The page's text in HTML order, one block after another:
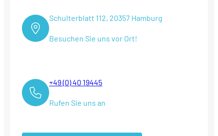
Schulterblatt 112, 20357 Hamburg
Besuchen Sie uns vor Ort!
+49 (0) 40 19445
Rufen Sie uns an